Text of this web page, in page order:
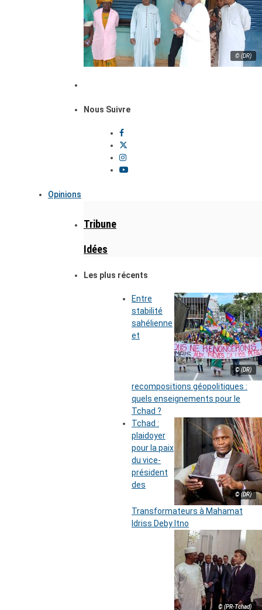
© (DR)
Nous Suivre
Opinions
Tribune
Idées
Les plus récents
© (DR)
Entre
stabilité
sahélienne
et
recompositions géopolitiques :
quels enseignements pour le
Tchad ?
© (DR)
Tchad :
plaidoyer
pour la paix
du vice-
président
des
Transformateurs à Mahamat
Idriss Deby Itno
© (PR-Tchad)